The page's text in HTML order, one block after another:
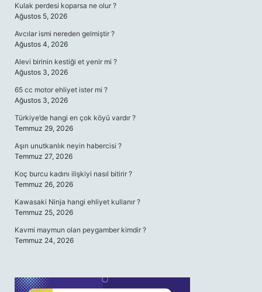
Kulak perdesi koparsa ne olur ?
Ağustos 5, 2026
Avcılar ismi nereden gelmiştir ?
Ağustos 4, 2026
Alevi birinin kestiği et yenir mi ?
Ağustos 3, 2026
65 cc motor ehliyet ister mi ?
Ağustos 3, 2026
Türkiye’de hangi en çok köyü vardır ?
Temmuz 29, 2026
Aşırı unutkanlık neyin habercisi ?
Temmuz 27, 2026
Koç burcu kadını ilişkiyi nasıl bitirir ?
Temmuz 26, 2026
Kawasaki Ninja hangi ehliyet kullanır ?
Temmuz 25, 2026
Kavmi maymun olan peygamber kimdir ?
Temmuz 24, 2026